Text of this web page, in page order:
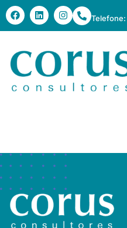
Telefone: